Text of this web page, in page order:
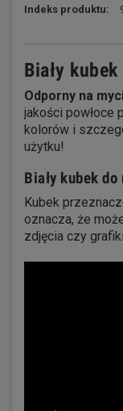
Indeks produktu:
Biały
Odporny na
jakości powłoce
kolorów i
użytku!
Biały kubek do
Kubek
oznacza, że
zdjęcia czy